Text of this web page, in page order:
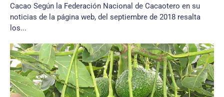
Cacao Según la Federación Nacional de Cacaotero en su
noticias de la página web, del septiembre de 2018 resalta
los...